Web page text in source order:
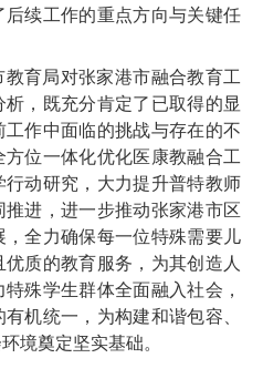
续工作的重点方向与关键任
育局对张家港市融合教育工
，既充分肯定了已取得的显
作中面临的挑战与存在的不
位一体化优化医康教融合工
动研究，大力提升普特教师
进，进一步推动张家港市区
全力确保每一位特殊需要儿
质的教育服务，为其创造人
殊学生群体全面融入社会，
机统一，为构建和谐包容、
境奠定坚实基础。